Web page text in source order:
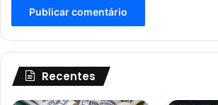
Recentes